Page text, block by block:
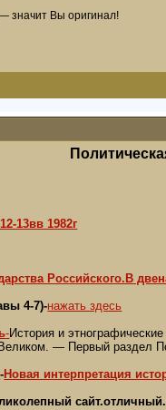
значит Вы оригинал!
13вв 1982г
Российского.В
4-7)-нажать здесь
-История и
— Первый раздел
-Новая интерпретация